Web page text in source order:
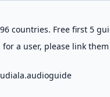
countries. Free first 5
a user, please link